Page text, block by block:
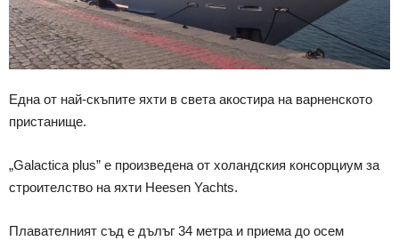
Една от най-скъпите яхти в света акостира на варненското
пристанище.
„Galactica plus” е произведена от холандския консорциум за
строителство на яхти Heesen Yachts.
Плавателният съд е дълъг 34 метра и приема до осем